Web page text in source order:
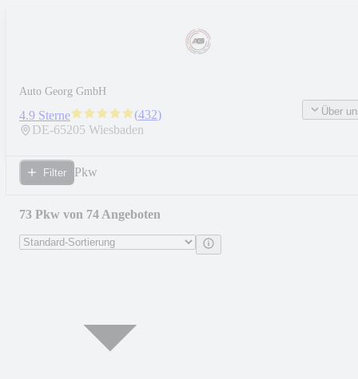
Auto Georg GmbH
4.9 Sterne (432)
DE-65205 Wiesbaden
Über
Filter Pkw
73 Pkw von 74 Angeboten